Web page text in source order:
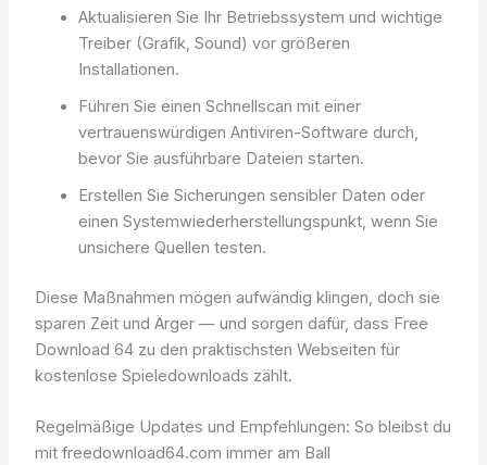
Aktualisieren Sie Ihr Betriebssystem und wichtige
Treiber (Grafik, Sound) vor größeren
Installationen.
Führen Sie einen Schnellscan mit einer
vertrauenswürdigen Antiviren-Software durch,
bevor Sie ausführbare Dateien starten.
Erstellen Sie Sicherungen sensibler Daten oder
einen Systemwiederherstellungspunkt, wenn Sie
unsichere Quellen testen.
Diese Maßnahmen mögen aufwändig klingen, doch sie
sparen Zeit und Ärger — und sorgen dafür, dass Free
Download 64 zu den praktischsten Webseiten für
kostenlose Spieledownloads zählt.
Regelmäßige Updates und Empfehlungen: So bleibst du
mit freedownload64.com immer am Ball